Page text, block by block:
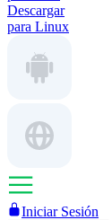
Descargar
para Linux
Iniciar Sesión